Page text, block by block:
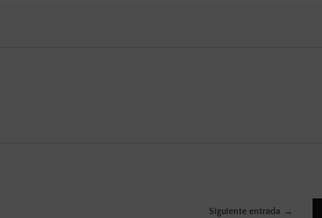
Siguiente entrada